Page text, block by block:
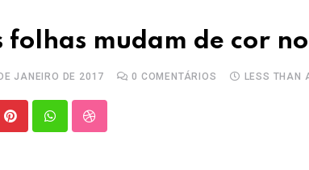
folhas mudam de cor
JANEIRO DE 2017 0 COMENTÁRIOS LESS THAN
PinterestWhatsappStumbleUpon